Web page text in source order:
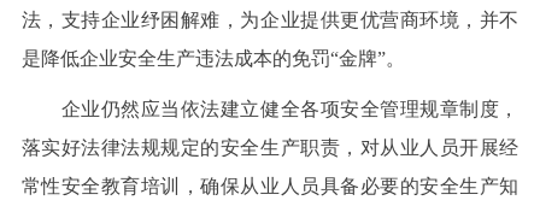
法，支持企业纾困解难，为企业提供更优营商环境，并不
是降低企业安全生产违法成本的免罚“金牌”。
企业仍然应当依法建立健全各项安全管理规章制度，
落实好法律法规规定的安全生产职责，对从业人员开展经
常性安全教育培训，确保从业人员具备必要的安全生产知